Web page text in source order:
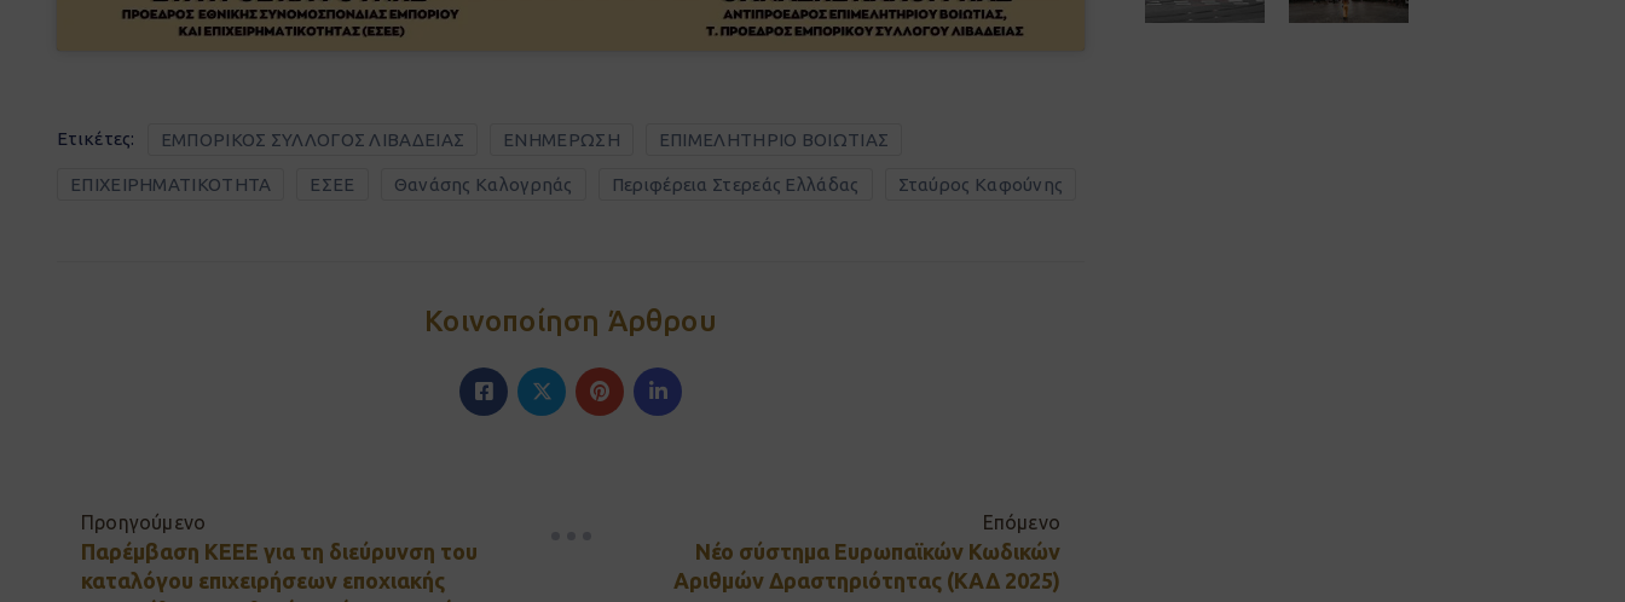
Ετικέτες: ΕΜΠΟΡΙΚΟΣ ΣΥΛΛΟΓΟΣ ΛΙΒΑΔΕΙΑΣ ΕΝΗΜΕΡΩΣΗ ΕΠΙΜΕΛΗΤΗΡΙΟ ΒΟΙΩΤΙΑΣ
ΕΠΙΧΕΙΡΗΜΑΤΙΚΟΤΗΤΑ ΕΣΕΕ Θανάσης Καλογρηάς Περιφέρεια Στερεάς Ελλάδας Σταύρος Καφούνης
Κοινοποίηση Άρθρου
Προηγούμενο
Παρέμβαση ΚΕΕΕ για τη διεύρυνση του
καταλόγου επιχειρήσεων εποχιακής
Επόμενο
Νέο σύστημα Ευρωπαϊκών Κωδικών
Αριθμών Δραστηριότητας (ΚΑΔ 2025)